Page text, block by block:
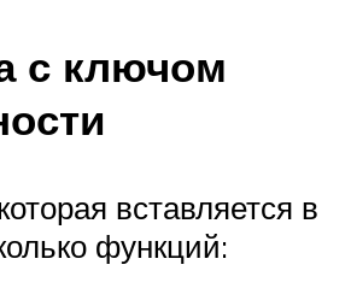
с ключом
вставляется в
функций: